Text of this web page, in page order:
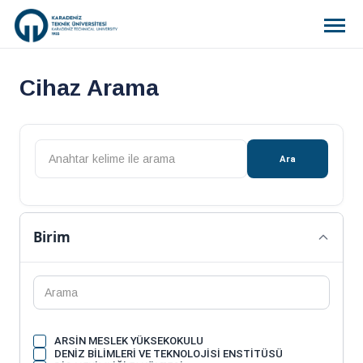
Cihaz Arama
Ara
Birim
ARSİN MESLEK YÜKSEKOKULU
DENİZ BİLİMLERİ VE TEKNOLOJİSİ ENSTİTÜSÜ